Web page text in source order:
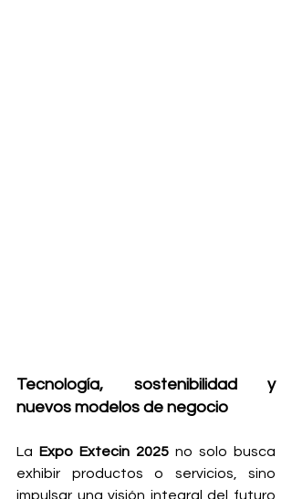
Tecnología, sostenibilidad y
nuevos modelos de negocio
La Expo Extecin 2025 no solo busca
exhibir productos o servicios, sino
impulsar una visión integral del futuro